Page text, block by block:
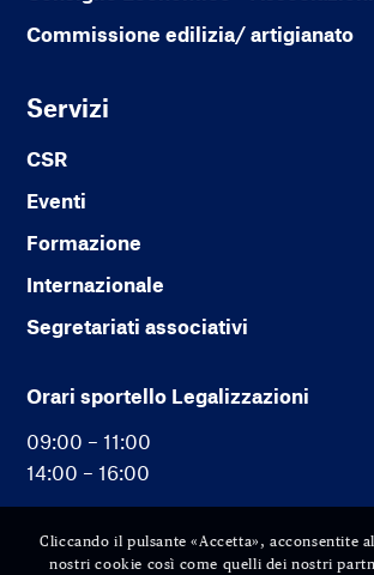
Commissione edilizia/ artigianato
Servizi
CSR
Eventi
Formazione
Internazionale
Segretariati associativi
Orari sportello Legalizzazioni
09:00 – 11:00
14:00 – 16:00
Cliccando il pulsante «Accetta», acconsentite
nostri cookie così come quelli dei nostri